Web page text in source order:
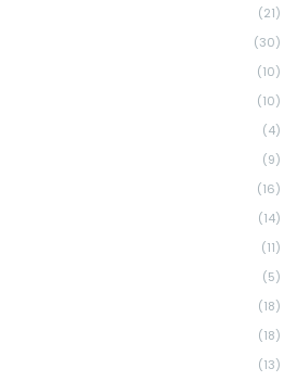
(21)
(30)
(10)
(10)
(4)
(9)
(16)
(14)
(11)
(5)
(18)
(18)
(13)